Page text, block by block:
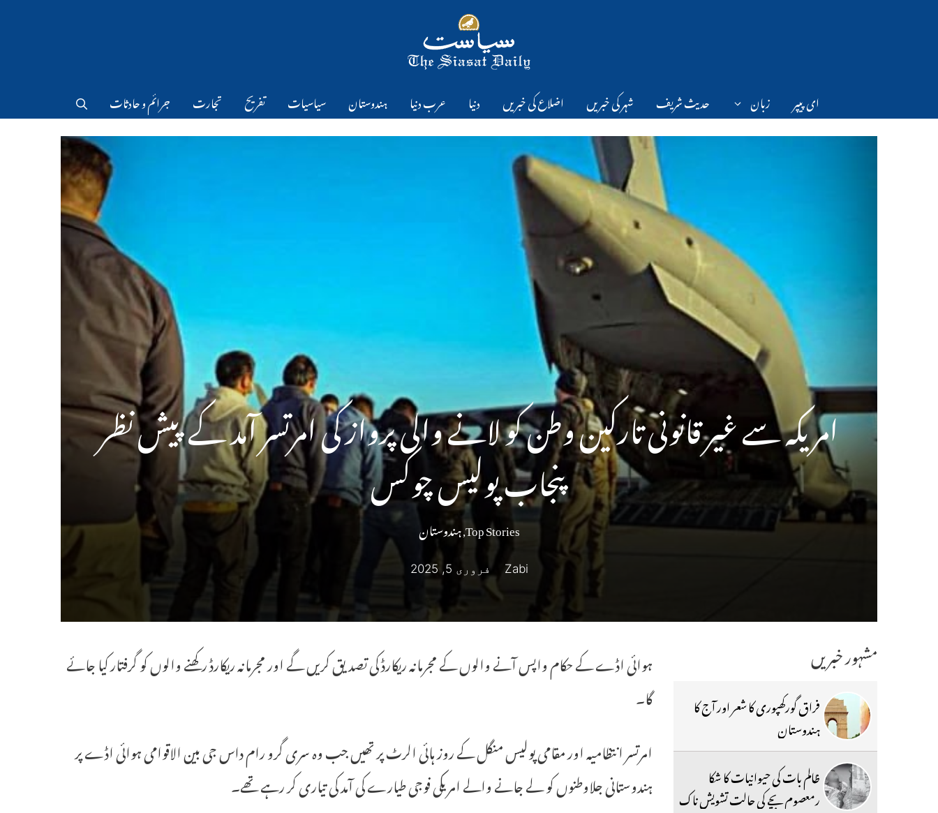
ای پیپر زبان حدیث شریف شہر کی خبریں اضلاع کی خبریں دنیا عرب دنیا ہندوستان سیاسیات تفریح تجارت جرائم و حادثات
امریکہ سے غیر قانونی تارکین وطن کو لانے والی پرواز کی امرتسر آمد کے پیش نظر
پنجاب پولیس چوکس
Top Stories
,ہندوستان
Zabi فروری 5, 2025
ہوائی اڈے کے حکام واپس آنے والوں کے مجرمانہ ریکارڈ کی تصدیق کریں گے اور مجرمانہ ریکارڈ رکھنے والوں کو گرفتار کیا جائے
گا۔
امرتسر انتظامیہ اور مقامی پولیس منگل کے روز ہائی الرٹ پر تھیں جب وہ سری گرو رام داس جی بین الاقوامی ہوائی اڈے پر
ہندوستانی جلاوطنوں کو لے جانے والے امریکی فوجی طیارے کی آمد کی تیاری کر رہے تھے۔
مشہور خبریں
فراق گورکھپوری کا شعر اور آج کا
ہندوستان
ظالم بات کی حیوانیات کا شکا
رمعصوم بچے کی حالت تشویش ناک